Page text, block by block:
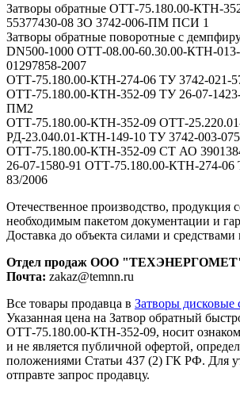
Затворы обратные ОТТ-75.180.00-КТН-
55377430-08 ЗО 3742-006-ПМ ПСИ 1
Затворы обратные поворотные с
DN500-1000 ОТТ-08.00-60.30.00-КТН-
01297858-2007
ОТТ-75.180.00-КТН-274-06 ТУ 3742-021-
ОТТ-75.180.00-КТН-352-09 ТУ 26-07-
ПМ2
ОТТ-75.180.00-КТН-352-09 ОТТ-
РД-23.040.01-КТН-149-10 ТУ 3742-003-
ОТТ-75.180.00-КТН-352-09 СТ АО
26-07-1580-91 ОТТ-75.180.00-КТН-274-
83/2006
Отечественное производство, продукция
необходимым пакетом документации и
Доставка до объекта силами и
Отдел продаж ООО
Почта: zakaz@temnn.ru
Все товары продавца в Затворы дисковые
Указанная цена на Затвор обратный
ОТТ-75.180.00-КТН-352-09, носит
и не является публичной офертой,
положениями Статьи 437 (2) ГК РФ. Для
отправте запрос продавцу.